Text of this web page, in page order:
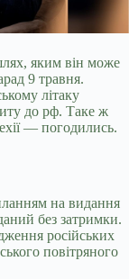
яким він може
9 травня.
літаку
до рф. Таке ж
— погодились.
на видання
без затримки.
російських
повітряного